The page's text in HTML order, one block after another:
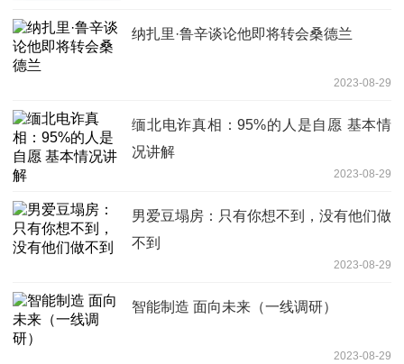
纳扎里·鲁辛谈论他即将转会桑德兰
2023-08-29
缅北电诈真相：95%的人是自愿 基本情
况讲解
2023-08-29
男爱豆塌房：只有你想不到，没有他们做
不到
2023-08-29
智能制造 面向未来（一线调研）
2023-08-29